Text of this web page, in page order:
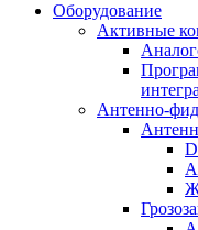
Оборудование
Активные
Антенно-